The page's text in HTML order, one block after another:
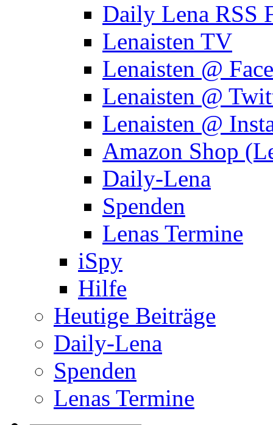
Daily Lena RSS
Lenaisten TV
Lenaisten @
Lenaisten @
Lenaisten @
Amazon Shop
Daily-Lena
Spenden
Lenas Termine
iSpy
Hilfe
Heutige Beiträge
Daily-Lena
Spenden
Lenas Termine